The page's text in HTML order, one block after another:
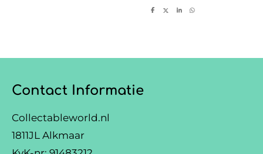
D
D
S
D
Contact Informatie
Collectableworld.nl
1811JL Alkmaar